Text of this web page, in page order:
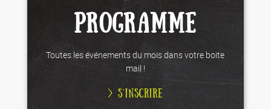
PROGRAMME
Toutes les événements du mois dans votre boite
mail !
> S’INSCRIRE